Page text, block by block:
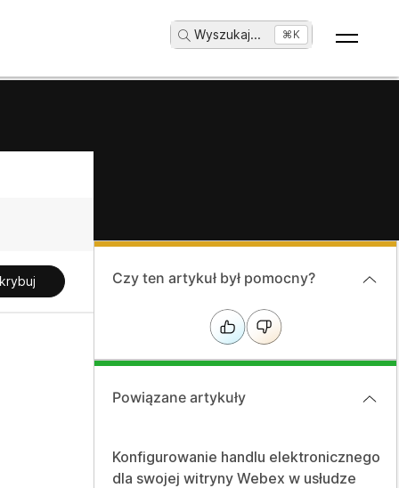
Wyszukaj... ⌘K
Czy ten artykuł był pomocny?
Powiązane artykuły
Konfigurowanie handlu elektronicznego
dla swojej witryny Webex w usłudze